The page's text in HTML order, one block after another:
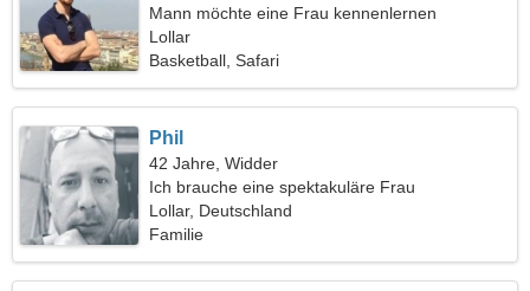
Mann möchte eine Frau kennenlernen
Lollar
Basketball, Safari
Phil
42 Jahre, Widder
Ich brauche eine spektakuläre Frau
Lollar, Deutschland
Familie